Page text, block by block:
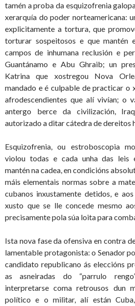
tamén a proba da esquizofrenia
xerarquía do poder norteamericana:
explicitamente a tortura, que
torturar sospeitosos e que mantén
campos de inhumana reclusión e
Guantánamo e Abu Ghraib; un
Katrina que xostregou Nova
mandado e é culpable de practicar o
afrodescendientes que alí vivían; o
antergo berce da civilización,
autorizado a ditar cátedra de dereitos
Esquizofrenia, ou estroboscopia
violou todas e cada unha das leis
mantén na cadea, en condicións
máis elementais normas sobre a
cubanos inxustamente detidos, e
xusto que se lle concede mesmo
precisamente pola súa loita para
Ista nova fase da ofensiva en contra
lamentable protagonista: o Senador
candidato republicano ás eleccións
as asneiradas do “parrulo
interpretarse coma retrousos dun
político e o militar, alí están Cuba,